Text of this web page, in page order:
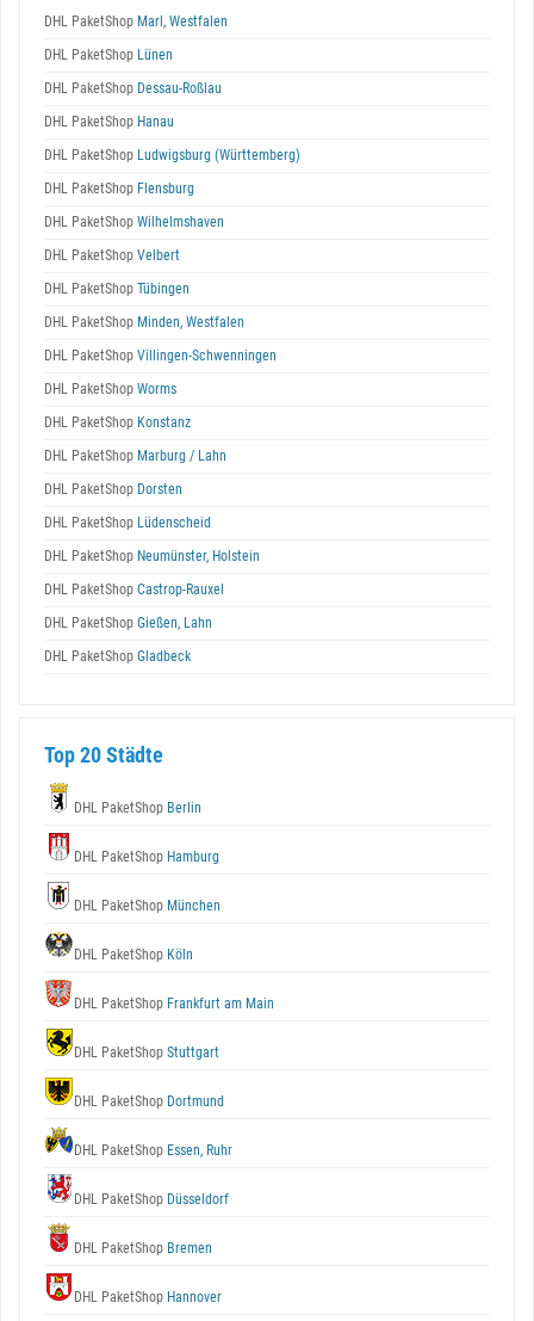
DHL PaketShop Marl, Westfalen
DHL PaketShop Lünen
DHL PaketShop Dessau-Roßlau
DHL PaketShop Hanau
DHL PaketShop Ludwigsburg (Württemberg)
DHL PaketShop Flensburg
DHL PaketShop Wilhelmshaven
DHL PaketShop Velbert
DHL PaketShop Tübingen
DHL PaketShop Minden, Westfalen
DHL PaketShop Villingen-Schwenningen
DHL PaketShop Worms
DHL PaketShop Konstanz
DHL PaketShop Marburg / Lahn
DHL PaketShop Dorsten
DHL PaketShop Lüdenscheid
DHL PaketShop Neumünster, Holstein
DHL PaketShop Castrop-Rauxel
DHL PaketShop Gießen, Lahn
DHL PaketShop Gladbeck
Top 20 Städte
DHL PaketShop Berlin
DHL PaketShop Hamburg
DHL PaketShop München
DHL PaketShop Köln
DHL PaketShop Frankfurt am Main
DHL PaketShop Stuttgart
DHL PaketShop Dortmund
DHL PaketShop Essen, Ruhr
DHL PaketShop Düsseldorf
DHL PaketShop Bremen
DHL PaketShop Hannover